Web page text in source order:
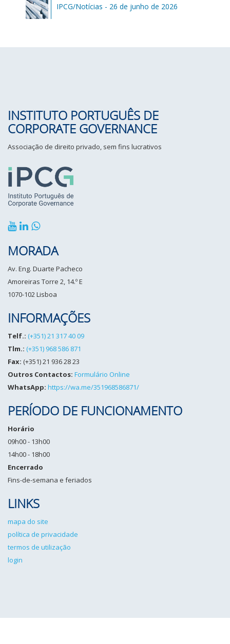
IPCG/Notícias - 26 de junho de 2026
INSTITUTO PORTUGUÊS DE
CORPORATE GOVERNANCE
Associação de direito privado, sem fins lucrativos
MORADA
Av. Eng. Duarte Pacheco
Amoreiras Torre 2, 14.º E
1070-102 Lisboa
INFORMAÇÕES
Telf.: (+351) 21 317 40 09
Tlm.: (+351) 968 586 871
Fax: (+351) 21 936 28 23
Outros Contactos: Formulário Online
WhatsApp: https://wa.me/351968586871/
PERÍODO DE FUNCIONAMENTO
Horário
09h00 - 13h00
14h00 - 18h00
Encerrado
Fins-de-semana e feriados
LINKS
mapa do site
política de privacidade
termos de utilização
login